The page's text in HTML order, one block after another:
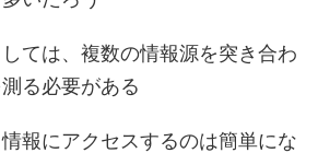
ては、複数の情報源を突き合わ
る必要がある
報にアクセスするのは簡単にな